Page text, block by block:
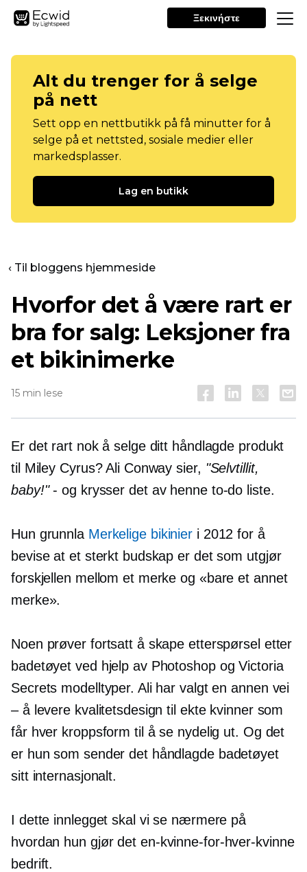
Ξεκινήστε
Alt du trenger for å selge
på nett
Sett opp en nettbutikk på få minutter for å
selge på et nettsted, sosiale medier eller
markedsplasser.
Lag en butikk
‹ Til bloggens hjemmeside
Hvorfor det å være rart er
bra for salg: Leksjoner fra
et bikinimerke
15 min lese
Er det rart nok å selge ditt håndlagde produkt
til Miley Cyrus? Ali Conway sier, "Selvtillit,
baby!"- og krysser det av henne to-do liste.
Hun grunnla Merkelige bikinier i 2012 for å
bevise at et sterkt budskap er det som utgjør
forskjellen mellom et merke og «bare et annet
merke».
Noen prøver fortsatt å skape etterspørsel etter
badetøyet ved hjelp av Photoshop og Victoria
Secrets modelltyper. Ali har valgt en annen vei
– å levere kvalitetsdesign til ekte kvinner som
får hver kroppsform til å se nydelig ut. Og det
er hun som sender det håndlagde badetøyet
sitt internasjonalt.
I dette innlegget skal vi se nærmere på
hvordan hun gjør det en-kvinne-for-hver-kvinne
bedrift.